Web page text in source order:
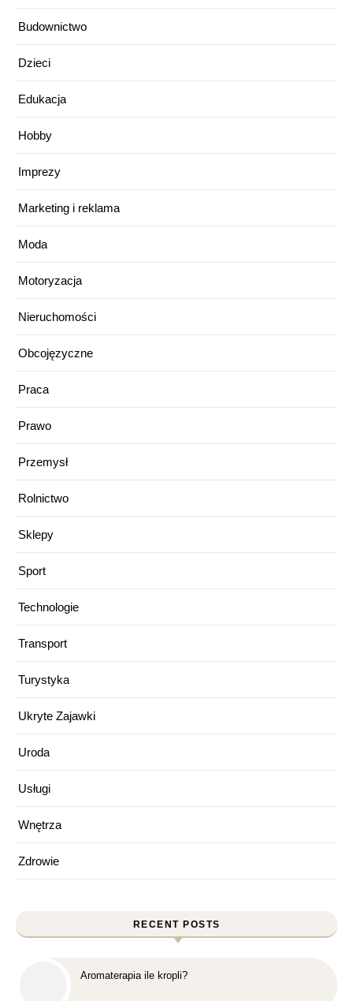
Budownictwo
Dzieci
Edukacja
Hobby
Imprezy
Marketing i reklama
Moda
Motoryzacja
Nieruchomości
Obcojęzyczne
Praca
Prawo
Przemysł
Rolnictwo
Sklepy
Sport
Technologie
Transport
Turystyka
Ukryte Zajawki
Uroda
Usługi
Wnętrza
Zdrowie
RECENT POSTS
Aromaterapia ile kropli?